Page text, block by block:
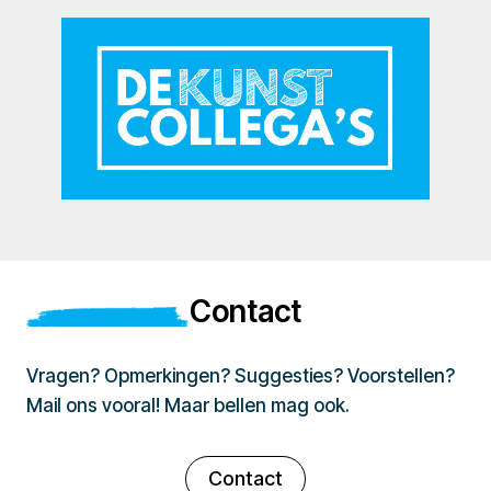
Contact
Vragen? Opmerkingen? Suggesties? Voorstellen?
Mail ons vooral! Maar bellen mag ook.
Contact